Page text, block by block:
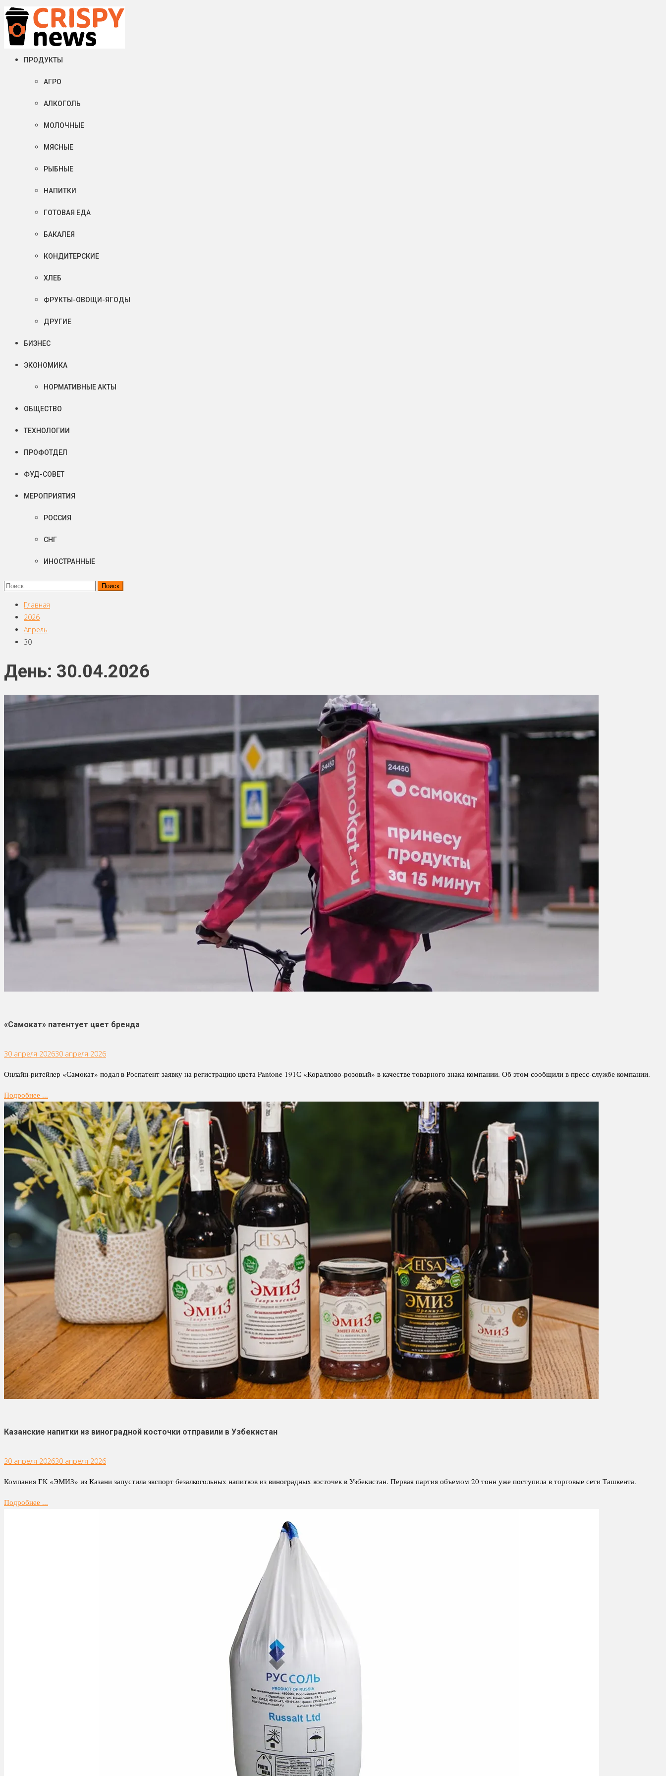
Пятница, 07 августа, 2026
Crispy News/Криспи Ньюс
События и тенденции рынка пищевой промышленности в России и мире
ПРОДУКТЫ
АГРО
АЛКОГОЛЬ
МОЛОЧНЫЕ
МЯСНЫЕ
РЫБНЫЕ
НАПИТКИ
ГОТОВАЯ ЕДА
БАКАЛЕЯ
КОНДИТЕРСКИЕ
ХЛЕБ
ФРУКТЫ-ОВОЩИ-ЯГОДЫ
ДРУГИЕ
БИЗНЕС
ЭКОНОМИКА
НОРМАТИВНЫЕ АКТЫ
ОБЩЕСТВО
ТЕХНОЛОГИИ
ПРОФОТДЕЛ
ФУД-СОВЕТ
МЕРОПРИЯТИЯ
РОССИЯ
СНГ
ИНОСТРАННЫЕ
Найти:
Главная
2026
Апрель
30
День: 30.04.2026
«Самокат» патентует цвет бренда
30 апреля 202630 апреля 2026
Онлайн-ритейлер «Самокат» подал в Роспатент заявку на регистрацию цвета Pantone 191С «Кораллово-розовый» в качестве товарного знака компании. Об этом сообщили в пресс-службе компании.
Подробнее ...
Казанские напитки из виноградной косточки отправили в Узбекистан
30 апреля 202630 апреля 2026
Компания ГК «ЭМИЗ» из Казани запустила экспорт безалкогольных напитков из виноградных косточек в Узбекистан. Первая партия объемом 20 тонн уже поступила в торговые сети Ташкента.
Подробнее ...